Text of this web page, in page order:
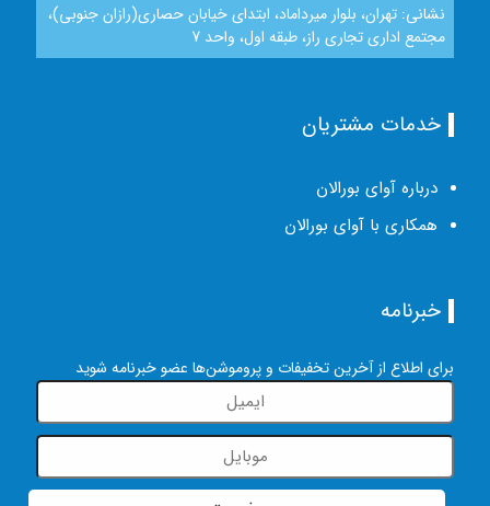
نشانی: تهران، بلوار میرداماد، ابتدای خیابان حصاری(رازان جنوبی)،
مجتمع اداری تجاری راز، طبقه اول، واحد 7
خدمات مشتریان
درباره آوای بورالان
همکاری با آوای بورالان
خبرنامه
برای اطلاع از آخرین تخفیفات و پروموشن‌ها عضو خبرنامه شوید